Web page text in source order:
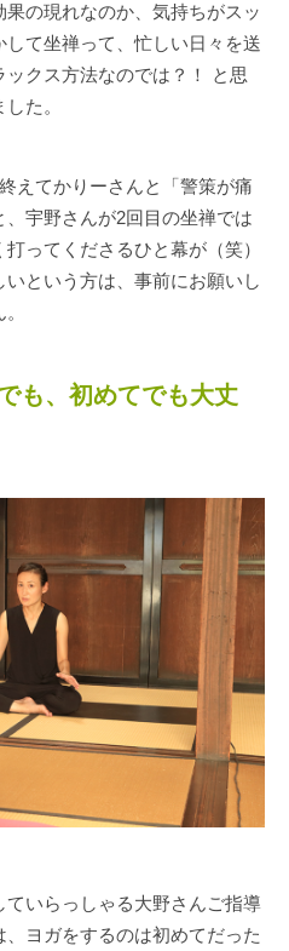
の現れなのか、気持ちがスッ
て坐禅って、忙しい日々を送
クス方法なのでは？！ と思
た。
えてかりーさんと「警策が痛
宇野さんが2回目の坐禅では
ってくださるひと幕が（笑）
という方は、事前にお願いし
も、初めてでも大丈
いらっしゃる大野さんご指導
ヨガをするのは初めてだった